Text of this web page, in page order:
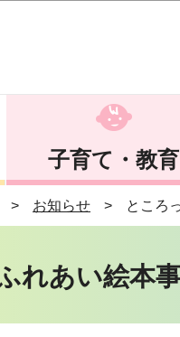
子育て・教育
お知らせ ところ
れあい絵本